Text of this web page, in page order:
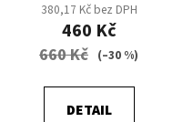
380,17 Kč bez DPH
460 Kč
660 Kč (–30 %)
DETAIL